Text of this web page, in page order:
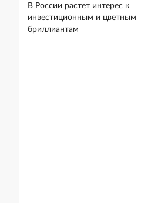
В России растет интерес к
инвестиционным и цветным
бриллиантам